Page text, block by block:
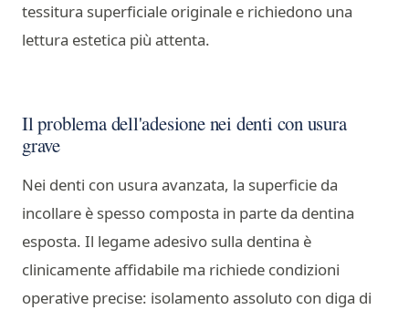
tessitura superficiale originale e richiedono una
lettura estetica più attenta.
Il problema dell'adesione nei denti con usura
grave
Nei denti con usura avanzata, la superficie da
incollare è spesso composta in parte da dentina
esposta. Il legame adesivo sulla dentina è
clinicamente affidabile ma richiede condizioni
operative precise: isolamento assoluto con diga di